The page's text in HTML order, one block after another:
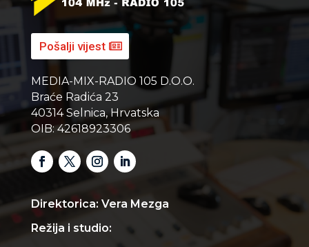
Pošalji vijest
MEDIA-MIX-RADIO 105 D.O.O.
Braće Radića 23
40314 Selnica, Hrvatska
OIB: 42618923306
Direktorica: Vera Mezga
Režija i studio: